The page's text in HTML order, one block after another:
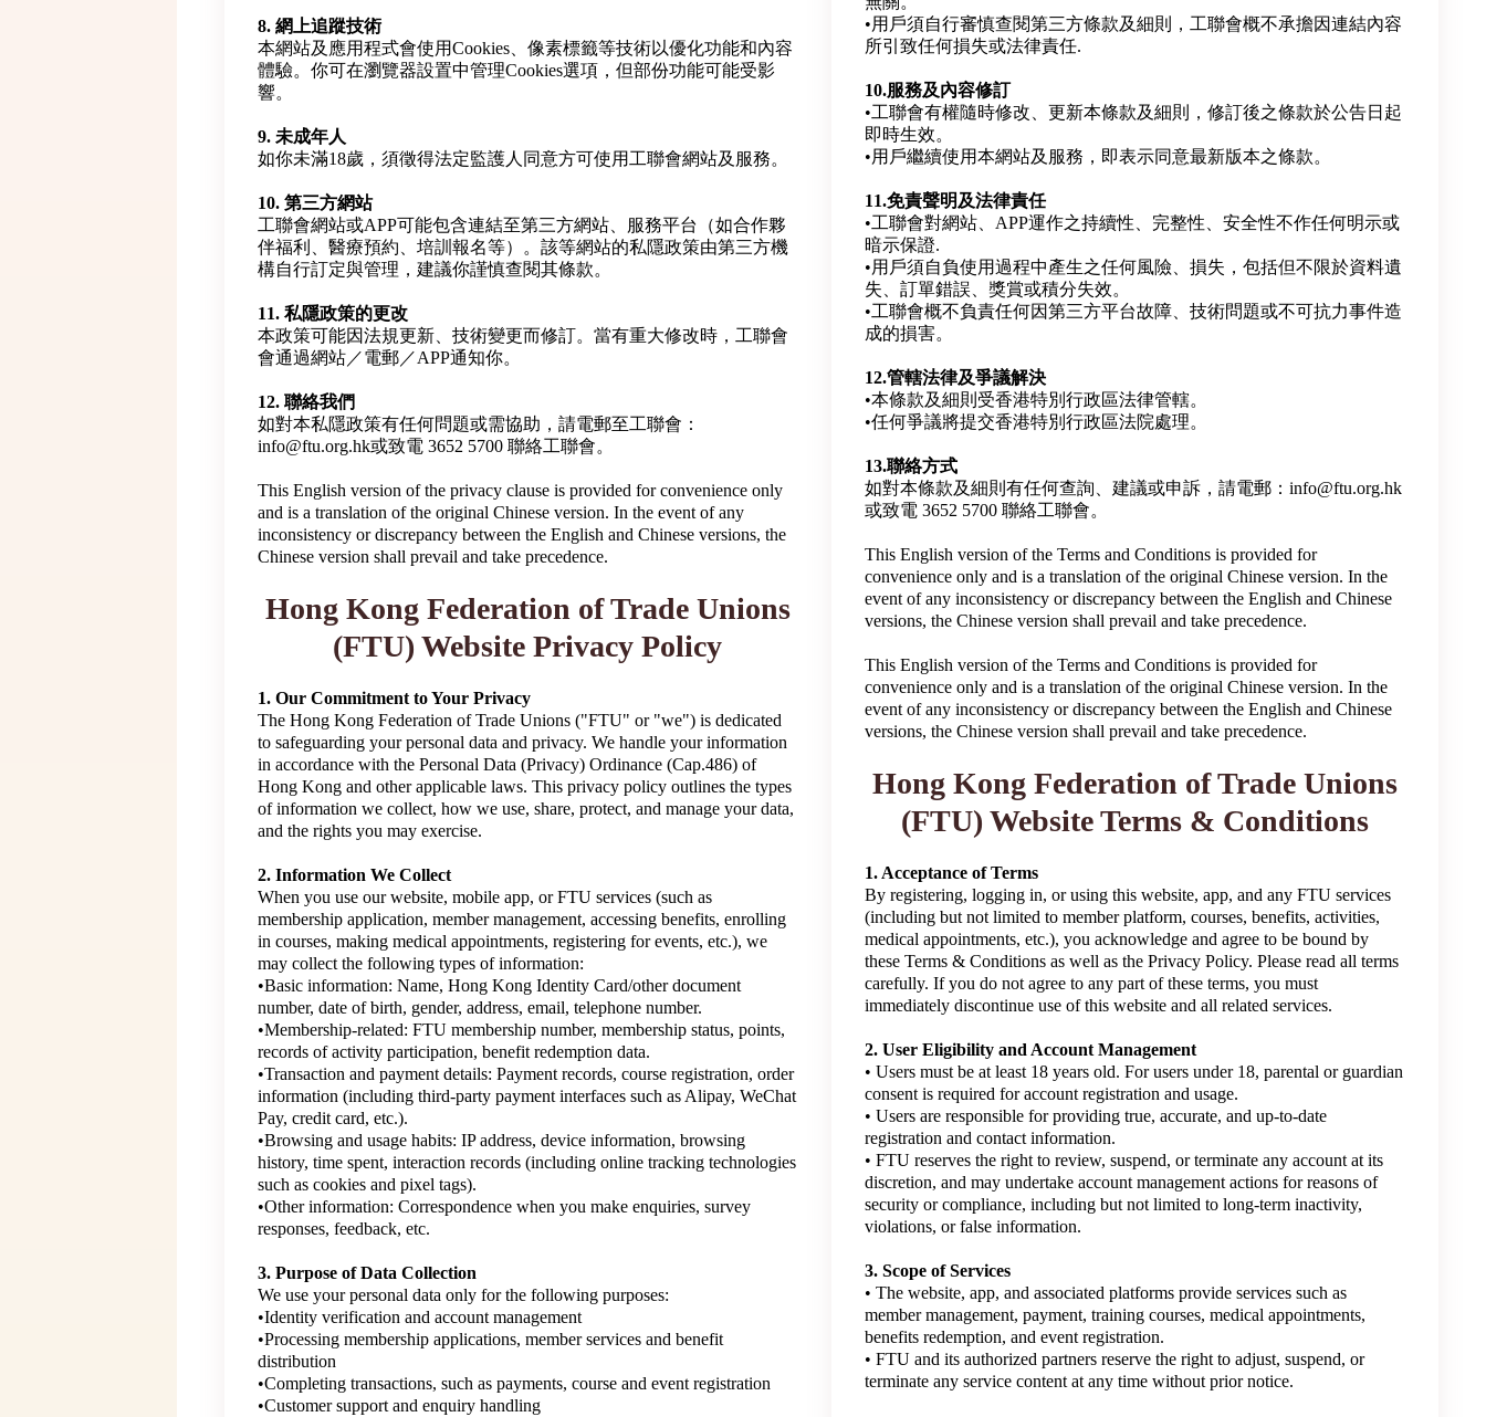
8. 網上追蹤技術
本網站及應用程式會使用Cookies、像素標籤等技術以優化功能和內容
體驗。你可在瀏覽器設置中管理Cookies選項，但部份功能可能受影
響。
9. 未成年人
如你未滿18歲，須徵得法定監護人同意方可使用工聯會網站及服務。
10. 第三方網站
工聯會網站或APP可能包含連結至第三方網站、服務平台（如合作夥
伴福利、醫療預約、培訓報名等）。該等網站的私隱政策由第三方機
構自行訂定與管理，建議你謹慎查閱其條款。
11. 私隱政策的更改
本政策可能因法規更新、技術變更而修訂。當有重大修改時，工聯會
會通過網站／電郵／APP通知你。
12. 聯絡我們
如對本私隱政策有任何問題或需協助，請電郵至工聯會：
info@ftu.org.hk或致電 3652 5700 聯絡工聯會。
This English version of the privacy clause is provided for convenience only
and is a translation of the original Chinese version. In the event of any
inconsistency or discrepancy between the English and Chinese versions, the
Chinese version shall prevail and take precedence.
Hong Kong Federation of Trade Unions
(FTU) Website Privacy Policy
1. Our Commitment to Your Privacy
The Hong Kong Federation of Trade Unions ("FTU" or "we") is dedicated
to safeguarding your personal data and privacy. We handle your information
in accordance with the Personal Data (Privacy) Ordinance (Cap.486) of
Hong Kong and other applicable laws. This privacy policy outlines the types
of information we collect, how we use, share, protect, and manage your data,
and the rights you may exercise.
2. Information We Collect
When you use our website, mobile app, or FTU services (such as
membership application, member management, accessing benefits, enrolling
in courses, making medical appointments, registering for events, etc.), we
may collect the following types of information:
•Basic information: Name, Hong Kong Identity Card/other document
number, date of birth, gender, address, email, telephone number.
•Membership-related: FTU membership number, membership status, points,
records of activity participation, benefit redemption data.
•Transaction and payment details: Payment records, course registration, order
information (including third-party payment interfaces such as Alipay, WeChat
Pay, credit card, etc.).
•Browsing and usage habits: IP address, device information, browsing
history, time spent, interaction records (including online tracking technologies
such as cookies and pixel tags).
•Other information: Correspondence when you make enquiries, survey
responses, feedback, etc.
3. Purpose of Data Collection
We use your personal data only for the following purposes:
•Identity verification and account management
•Processing membership applications, member services and benefit
distribution
•Completing transactions, such as payments, course and event registration
•Customer support and enquiry handling
•用戶須自行審慎查閱第三方條款及細則，工聯會概不承擔因連結內容
所引致任何損失或法律責任.
10.服務及內容修訂
•工聯會有權隨時修改、更新本條款及細則，修訂後之條款於公告日起
即時生效。
•用戶繼續使用本網站及服務，即表示同意最新版本之條款。
11.免責聲明及法律責任
•工聯會對網站、APP運作之持續性、完整性、安全性不作任何明示或
暗示保證.
•用戶須自負使用過程中產生之任何風險、損失，包括但不限於資料遺
失、訂單錯誤、獎賞或積分失效。
•工聯會概不負責任何因第三方平台故障、技術問題或不可抗力事件造
成的損害。
12.管轄法律及爭議解決
•本條款及細則受香港特別行政區法律管轄。
•任何爭議將提交香港特別行政區法院處理。
13.聯絡方式
如對本條款及細則有任何查詢、建議或申訴，請電郵：info@ftu.org.hk
或致電 3652 5700 聯絡工聯會。
This English version of the Terms and Conditions is provided for
convenience only and is a translation of the original Chinese version. In the
event of any inconsistency or discrepancy between the English and Chinese
versions, the Chinese version shall prevail and take precedence.
This English version of the Terms and Conditions is provided for
convenience only and is a translation of the original Chinese version. In the
event of any inconsistency or discrepancy between the English and Chinese
versions, the Chinese version shall prevail and take precedence.
Hong Kong Federation of Trade Unions
(FTU) Website Terms & Conditions
1. Acceptance of Terms
By registering, logging in, or using this website, app, and any FTU services
(including but not limited to member platform, courses, benefits, activities,
medical appointments, etc.), you acknowledge and agree to be bound by
these Terms & Conditions as well as the Privacy Policy. Please read all terms
carefully. If you do not agree to any part of these terms, you must
immediately discontinue use of this website and all related services.
2. User Eligibility and Account Management
• Users must be at least 18 years old. For users under 18, parental or guardian
consent is required for account registration and usage.
• Users are responsible for providing true, accurate, and up-to-date
registration and contact information.
• FTU reserves the right to review, suspend, or terminate any account at its
discretion, and may undertake account management actions for reasons of
security or compliance, including but not limited to long-term inactivity,
violations, or false information.
3. Scope of Services
• The website, app, and associated platforms provide services such as
member management, payment, training courses, medical appointments,
benefits redemption, and event registration.
• FTU and its authorized partners reserve the right to adjust, suspend, or
terminate any service content at any time without prior notice.